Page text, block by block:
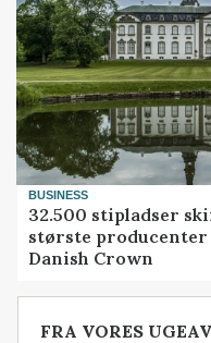
BUSINESS
32.500 stipladser
største
Danish Crown
FRA VORES